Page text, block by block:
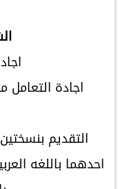
اجادة التعامل
التقديم
احدهما باللغه